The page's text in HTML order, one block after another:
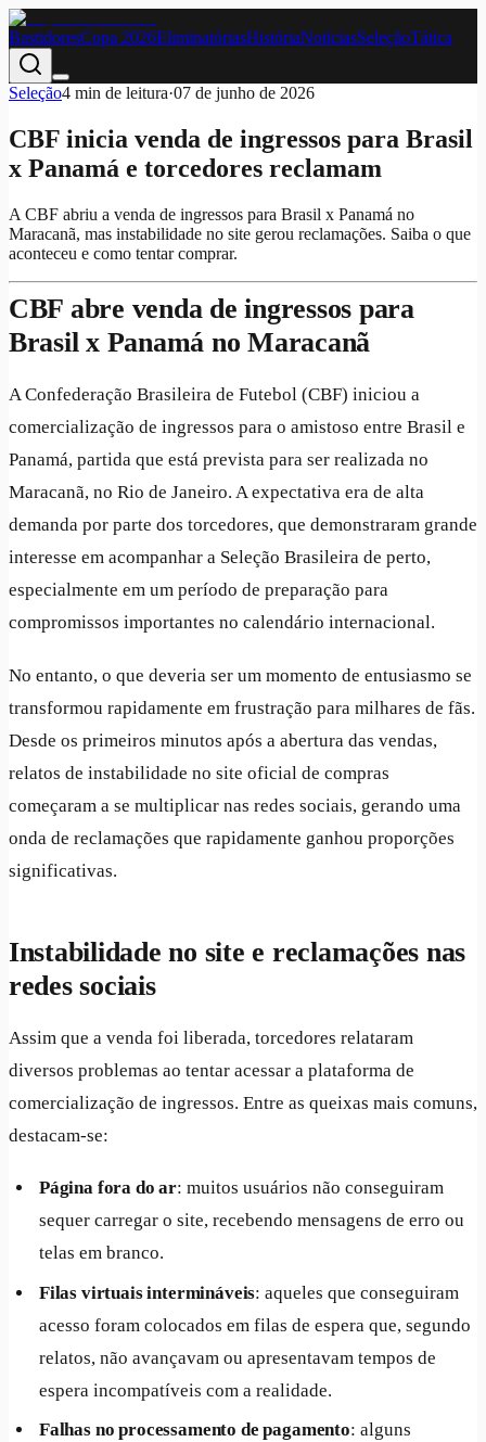
BastidoresCopa 2026EliminatóriasHistóriaNotíciasSeleçãoTática
Seleção4 min de leitura·07 de junho de 2026
CBF inicia venda de ingressos para Brasil
x Panamá e torcedores reclamam
A CBF abriu a venda de ingressos para Brasil x Panamá no
Maracanã, mas instabilidade no site gerou reclamações. Saiba o que
aconteceu e como tentar comprar.
CBF abre venda de ingressos para
Brasil x Panamá no Maracanã
A Confederação Brasileira de Futebol (CBF) iniciou a
comercialização de ingressos para o amistoso entre Brasil e
Panamá, partida que está prevista para ser realizada no
Maracanã, no Rio de Janeiro. A expectativa era de alta
demanda por parte dos torcedores, que demonstraram grande
interesse em acompanhar a Seleção Brasileira de perto,
especialmente em um período de preparação para
compromissos importantes no calendário internacional.
No entanto, o que deveria ser um momento de entusiasmo se
transformou rapidamente em frustração para milhares de fãs.
Desde os primeiros minutos após a abertura das vendas,
relatos de instabilidade no site oficial de compras
começaram a se multiplicar nas redes sociais, gerando uma
onda de reclamações que rapidamente ganhou proporções
significativas.
Instabilidade no site e reclamações nas
redes sociais
Assim que a venda foi liberada, torcedores relataram
diversos problemas ao tentar acessar a plataforma de
comercialização de ingressos. Entre as queixas mais comuns,
destacam-se:
Página fora do ar: muitos usuários não conseguiram
sequer carregar o site, recebendo mensagens de erro ou
telas em branco.
Filas virtuais intermináveis: aqueles que conseguiram
acesso foram colocados em filas de espera que, segundo
relatos, não avançavam ou apresentavam tempos de
espera incompatíveis com a realidade.
Falhas no processamento de pagamento: alguns